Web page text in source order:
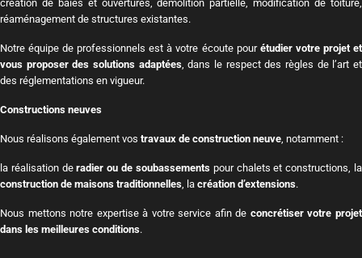
création de baies et ouvertures, démolition partielle, modification de toiture,
réaménagement de structures existantes.
Notre équipe de professionnels est à votre écoute pour étudier votre projet et
vous proposer des solutions adaptées, dans le respect des règles de l’art et
des réglementations en vigueur.
Constructions neuves
Nous réalisons également vos travaux de construction neuve, notamment :
la réalisation deradier ou de soubassementspour chalets et constructions, la
construction de maisons traditionnelles, la création d’extensions.
Nous mettons notre expertise à votre service afin de concrétiser votre projet
dans les meilleures conditions.